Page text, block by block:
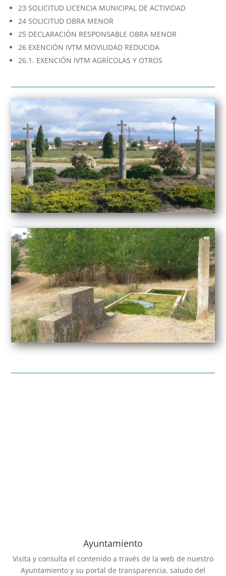
23 SOLICITUD LICENCIA MUNICIPAL DE ACTIVIDAD
24 SOLICITUD OBRA MENOR
25 DECLARACIÓN RESPONSABLE OBRA MENOR
26 EXENCIÓN IVTM MOVILIDAD REDUCIDA
26.1. EXENCIÓN IVTM AGRÍCOLAS Y OTROS
Ayuntamiento
Visita y consulta el contenido a través de la web de nuestro
Ayuntamiento y su portal de transparencia, saludo del